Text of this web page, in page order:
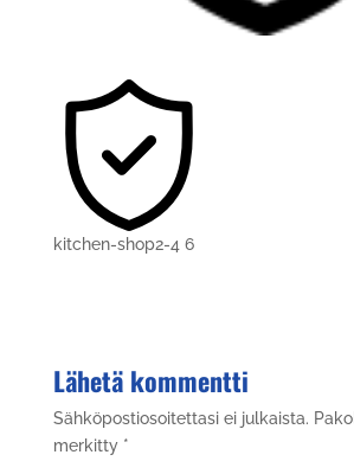
kitchen-shop2-4 6
Lähetä kommentti
Sähköpostiosoitettasi ei julkaista.
merkitty *